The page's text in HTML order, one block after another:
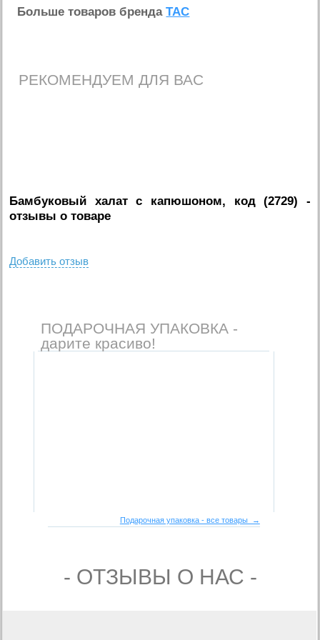
Больше товаров брендаTAC
РЕКОМЕНДУЕМ ДЛЯ ВАС
Бамбуковый халат с капюшоном, код (2729) -
отзывы о товаре
Добавить отзыв
ПОДАРОЧНАЯ УПАКОВКА -
дарите красиво!
Подарочная упаковка - все товары →
- ОТЗЫВЫ О НАС -